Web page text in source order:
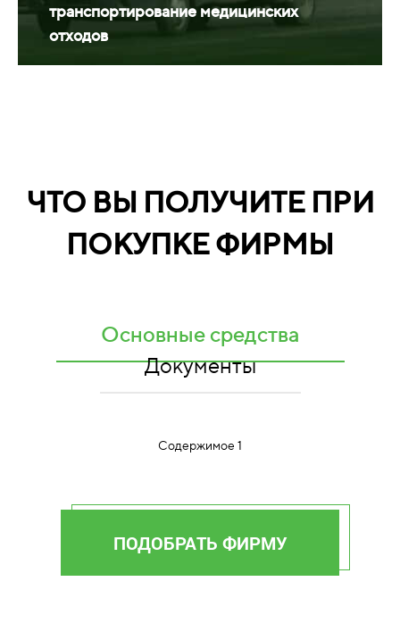
транспортирование медицинских
отходов
ЧТО ВЫ ПОЛУЧИТЕ ПРИ
ПОКУПКЕ ФИРМЫ
Основные средства
Документы
Содержимое 1
ПОДОБРАТЬ ФИРМУ